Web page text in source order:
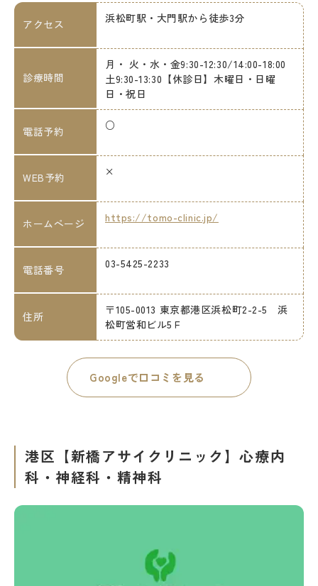
アクセス 浜松町駅・大門駅から徒歩3分
診療時間
月・ 火・水・金9:30-12:30/14:00-18:00
土9:30-13:30【休診日】木曜日・日曜
日・祝日
電話予約 ○
WEB予約 ×
ホームページ https://tomo-clinic.jp/
電話番号 03-5425-2233
住所
〒105-0013 東京都港区浜松町2-2-5 浜
松町営和ビル5Ｆ
Googleで口コミを見る
港区【新橋アサイクリニック】心療内
科・神経科・精神科